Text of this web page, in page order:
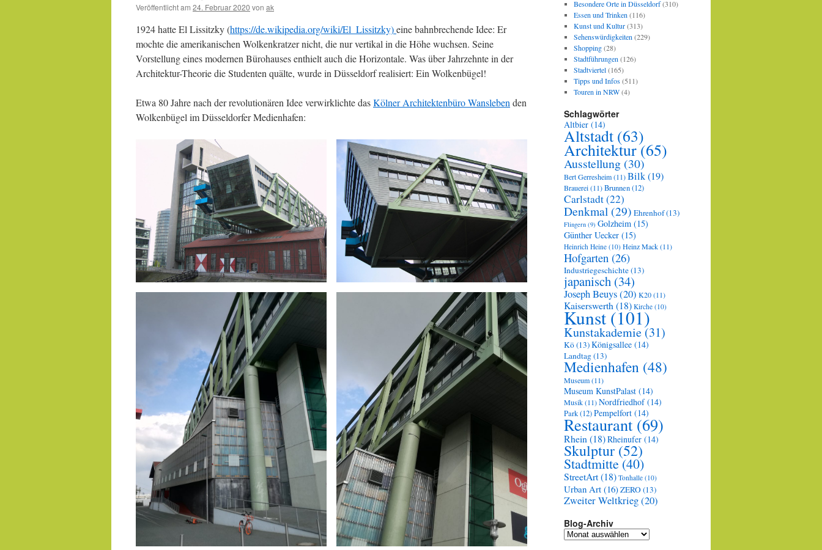
Veröffentlicht am 24. Februar 2020 von ak
1924 hatte El Lissitzky (https://de.wikipedia.org/wiki/El_Lissitzky)eine bahnbrechende Idee: Er
mochte die amerikanischen Wolkenkratzer nicht, die nur vertikal in die Höhe wuchsen. Seine
Vorstellung eines modernen Bürohauses enthielt auch die Horizontale. Was über Jahrzehnte in der
Architektur-Theorie die Studenten quälte, wurde in Düsseldorf realisiert: Ein Wolkenbügel!
Etwa 80 Jahre nach der revolutionären Idee verwirklichte dasKölner Architektenbüro Wansleben den
Wolkenbügel im Düsseldorfer Medienhafen:
Besondere Orte in Düsseldorf(310)
Essen und Trinken (116)
Kunst und Kultur(313)
Sehenswürdigkeiten (229)
Shopping(28)
Stadtführungen (126)
Stadtviertel(165)
Tipps und Infos(511)
Touren in NRW(4)
Schlagwörter
Altbier (14)
Altstadt (63)
Architektur(65)
Ausstellung (30)
Bert Gerresheim(11)Bilk(19)
Brauerei(11)Brunnen(12)
Carlstadt(22)
Denkmal (29) Ehrenhof(13)
Flingern (9) Golzheim (15)
Günther Uecker (15)
Heinrich Heine (10) Heinz Mack(11)
Hofgarten (26)
Industriegeschichte(13)
japanisch (34)
Joseph Beuys(20) K20(11)
Kaiserswerth (18) Kirche (10)
Kunst(101)
Kunstakademie(31)
Kö(13)Königsallee (14)
Landtag(13)
Medienhafen (48)
Museum(11)
Museum KunstPalast (14)
Musik(11)Nordfriedhof(14)
Park(12)Pempelfort (14)
Restaurant(69)
Rhein (18)Rheinufer (14)
Skulptur (52)
Stadtmitte(40)
StreetArt(18) Tonhalle (10)
Urban Art (16)ZERO(13)
Zweiter Weltkrieg(20)
Blog-Archiv
Blog-